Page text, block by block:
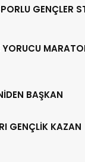
GENÇLER
YORUCU
BAŞKAN
GENÇLİK KAZAN